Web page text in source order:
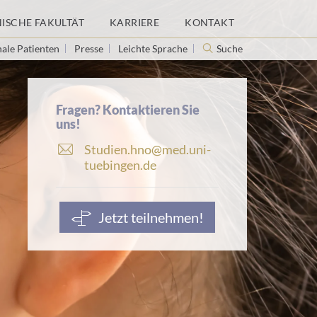
FAKULTÄT KARRIERE KONTAKT
Patienten Presse Leichte Sprache Suche
Fragen? Kontaktieren Sie
uns!
E
-
i
l
d
Studien.hno@med.uni-
tuebingen.de
Jetzt teilnehmen!